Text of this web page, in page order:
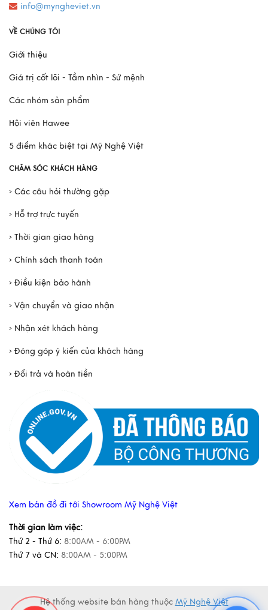
Mô Hình Thuyền France II - Món Quà Chinh Phục Mọi
Xem thêm
info@myngheviet.vn
VỀ CHÚNG TÔI
Giới thiệu
Giá trị cốt lõi - Tầm nhìn - Sứ mệnh
Các nhóm sản phẩm
Hội viên Hawee
5 điểm khác biệt tại Mỹ Nghệ Việt
CHĂM SÓC KHÁCH HÀNG
› Các câu hỏi thường gặp
› Hỗ trợ trực tuyến
› Thời gian giao hàng
› Chính sách thanh toán
› Điều kiện bảo hành
› Vận chuyển và giao nhận
› Nhận xét khách hàng
› Đóng góp ý kiến của khách hàng
› Đổi trả và hoàn tiền
Xem bản đồ đi tới Showroom Mỹ Nghệ Việt
Thời gian làm việc:
Thứ 2 - Thứ 6: 8:00AM - 6:00PM
Thứ 7 và CN: 8:00AM - 5:00PM
Hệ thống website bán hàng thuộc Mỹ Nghệ Việt